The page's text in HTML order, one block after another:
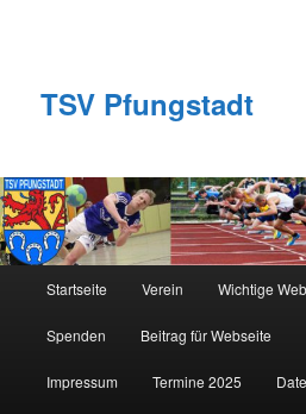
TSV Pfungstadt
Startseite Verein Wichtige
Spenden Beitrag für Webseite
Impressum Termine 2025